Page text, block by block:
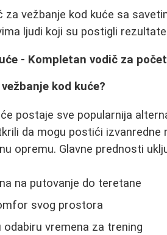
za vežbanje kod kuće sa
ljudi koji su postigli
- Kompletan vodič za
kod kuće?
postaje sve popularnija
da mogu postići
opremu. Glavne prednosti
na putovanje do teretane
svog prostora
odabiru vremena za trening